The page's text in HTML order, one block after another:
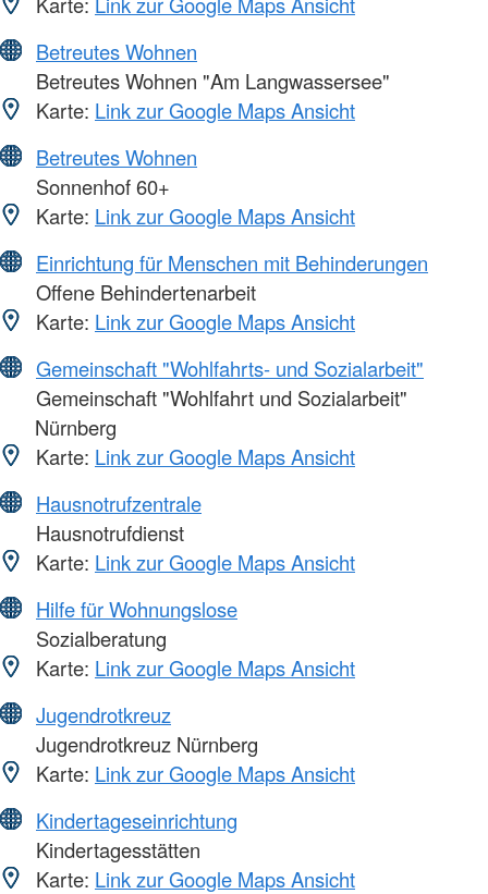
Betreutes Wohnen
Betreutes Wohnen "Am Langwassersee"
Karte: Link zur Google Maps Ansicht
Betreutes Wohnen
Sonnenhof 60+
Karte: Link zur Google Maps Ansicht
Einrichtung für Menschen mit Behinderungen
Offene Behindertenarbeit
Karte: Link zur Google Maps Ansicht
Gemeinschaft "Wohlfahrts- und Sozialarbeit"
Gemeinschaft "Wohlfahrt und Sozialarbeit"
Nürnberg
Karte: Link zur Google Maps Ansicht
Hausnotrufzentrale
Hausnotrufdienst
Karte: Link zur Google Maps Ansicht
Hilfe für Wohnungslose
Sozialberatung
Karte: Link zur Google Maps Ansicht
Jugendrotkreuz
Jugendrotkreuz Nürnberg
Karte: Link zur Google Maps Ansicht
Kindertageseinrichtung
Kindertagesstätten
Karte: Link zur Google Maps Ansicht